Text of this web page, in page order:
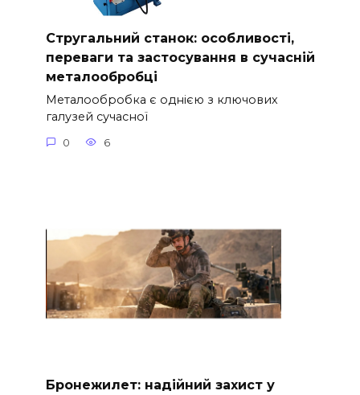
Стругальний станок: особливості,
переваги та застосування в сучасній
металообробці
Металообробка є однією з ключових
галузей сучасної
0 6
Бронежилет: надійний захист у